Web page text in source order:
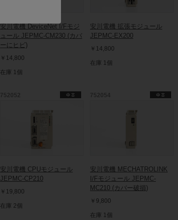
安川電機 DeviceNet I/Fモジ
ュール JEPMC-CM230 (カバ
ーにヒビ)
￥14,800
在庫 1個
安川電機 拡張モジュール
JEPMC-EX200
￥14,800
在庫 1個
安川電機 CPUモジュール
JEPMC-CP210
￥19,800
在庫 2個
安川電機 MECHATROLINK
I/Fモジュール JEPMC-
MC210 (カバー破損)
￥9,800
在庫 1個